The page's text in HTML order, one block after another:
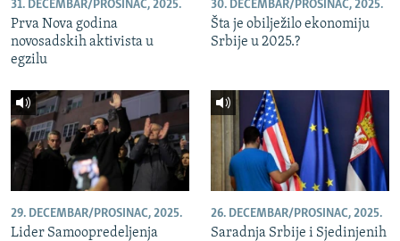
31. DECEMBAR/PROSINAC, 2025.
Prva Nova godina
novosadskih aktivista u
egzilu
30. DECEMBAR/PROSINAC, 2025.
Šta je obilježilo ekonomiju
Srbije u 2025.?
29. DECEMBAR/PROSINAC, 2025.
Lider Samoopredeljenja
26. DECEMBAR/PROSINAC, 2025.
Saradnja Srbije i Sjedinjenih